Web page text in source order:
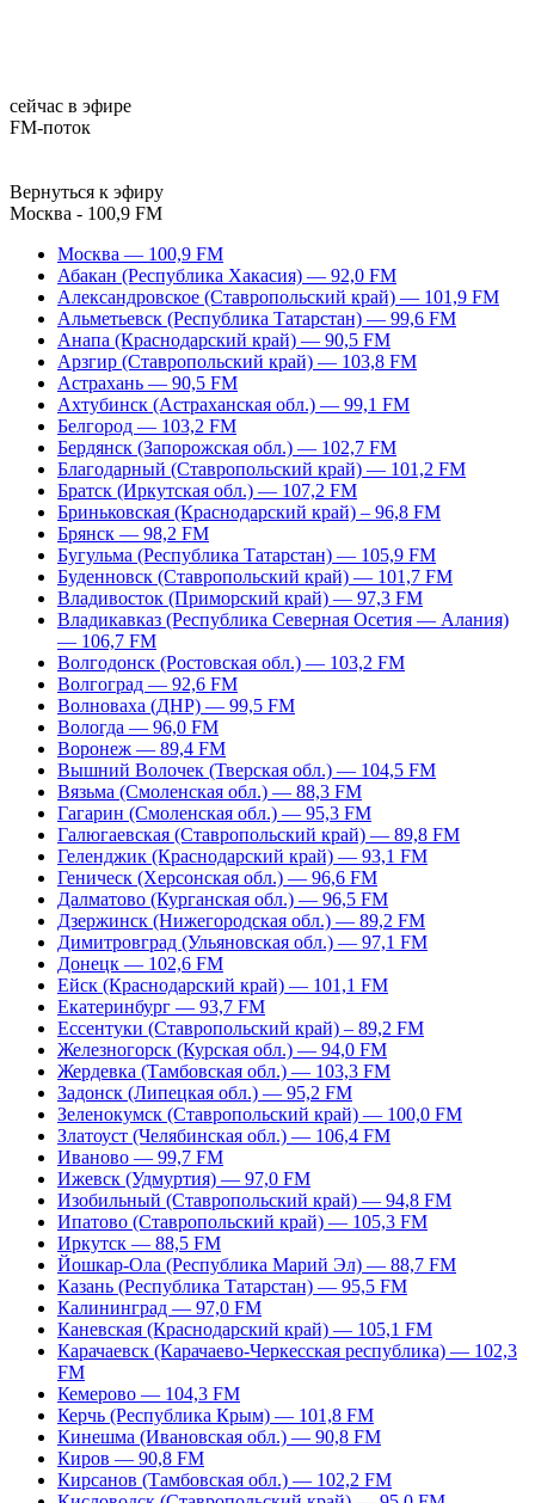
сейчас в эфире
FM-поток
Вернуться к эфиру
Москва - 100,9 FM
Москва — 100,9 FM
Абакан (Республика Хакасия) — 92,0 FM
Александровское (Ставропольский край) — 101,9 FM
Альметьевск (Республика Татарстан) — 99,6 FM
Анапа (Краснодарский край) — 90,5 FM
Арзгир (Ставропольский край) — 103,8 FM
Астрахань — 90,5 FM
Ахтубинск (Астраханская обл.) — 99,1 FM
Белгород — 103,2 FM
Бердянск (Запорожская обл.) — 102,7 FM
Благодарный (Ставропольский край) — 101,2 FM
Братск (Иркутская обл.) — 107,2 FM
Бриньковская (Краснодарский край) – 96,8 FM
Брянск — 98,2 FM
Бугульма (Республика Татарстан) — 105,9 FM
Буденновск (Ставропольский край) — 101,7 FM
Владивосток (Приморский край) — 97,3 FM
Владикавказ (Республика Северная Осетия — Алания)
— 106,7 FM
Волгодонск (Ростовская обл.) — 103,2 FM
Волгоград — 92,6 FM
Волноваха (ДНР) — 99,5 FM
Вологда — 96,0 FM
Воронеж — 89,4 FM
Вышний Волочек (Тверская обл.) — 104,5 FM
Вязьма (Смоленская обл.) — 88,3 FM
Гагарин (Смоленская обл.) — 95,3 FM
Галюгаевская (Ставропольский край) — 89,8 FM
Геленджик (Краснодарский край) — 93,1 FM
Геническ (Херсонская обл.) — 96,6 FM
Далматово (Курганская обл.) — 96,5 FM
Дзержинск (Нижегородская обл.) — 89,2 FM
Димитровград (Ульяновская обл.) — 97,1 FM
Донецк — 102,6 FM
Ейск (Краснодарский край) — 101,1 FM
Екатеринбург — 93,7 FM
Ессентуки (Ставропольский край) – 89,2 FM
Железногорск (Курская обл.) — 94,0 FM
Жердевка (Тамбовская обл.) — 103,3 FM
Задонск (Липецкая обл.) — 95,2 FM
Зеленокумск (Ставропольский край) — 100,0 FM
Златоуст (Челябинская обл.) — 106,4 FM
Иваново — 99,7 FM
Ижевск (Удмуртия) — 97,0 FM
Изобильный (Ставропольский край) — 94,8 FM
Ипатово (Ставропольский край) — 105,3 FM
Иркутск — 88,5 FM
Йошкар-Ола (Республика Марий Эл) — 88,7 FM
Казань (Республика Татарстан) — 95,5 FM
Калининград — 97,0 FM
Каневская (Краснодарский край) — 105,1 FM
Карачаевск (Карачаево-Черкесская республика) — 102,3
FM
Кемерово — 104,3 FM
Керчь (Республика Крым) — 101,8 FM
Кинешма (Ивановская обл.) — 90,8 FM
Киров — 90,8 FM
Кирсанов (Тамбовская обл.) — 102,2 FM